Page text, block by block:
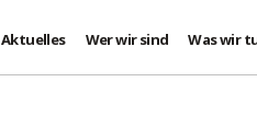
Aktuelles Wer wir sind Was wir